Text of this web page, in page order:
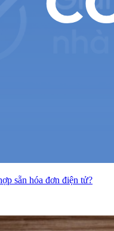
sẵn hóa đơn điện tử?